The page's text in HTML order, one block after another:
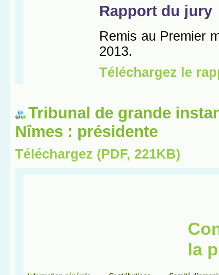
Tribunal de grande
Nîmes : présidente
Téléchargez (PDF, 221KB)